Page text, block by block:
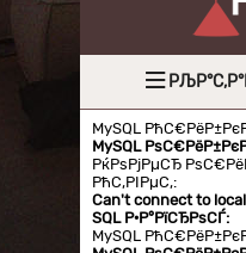
MySQL
MySQL
РќРѕРјРµСЂ
РћС‚РІРµС‚:
Can't connect to
SQL Р·Р°РїСЂРѕСЃ:
MySQL